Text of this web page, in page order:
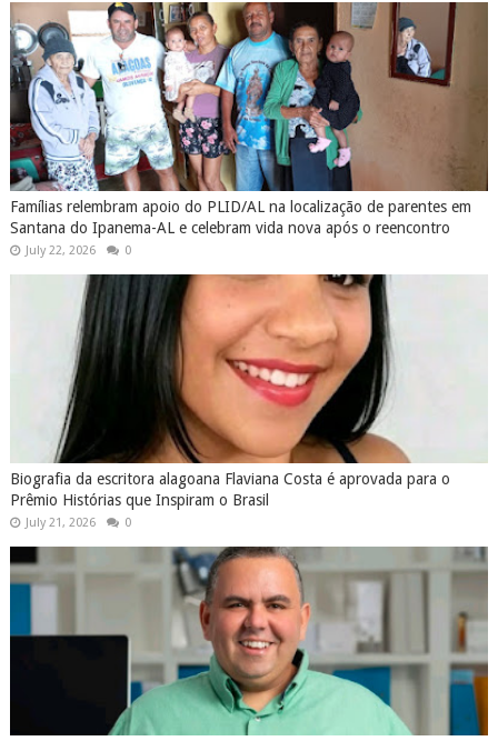
Famílias relembram apoio do PLID/AL na localização de parentes em
Santana do Ipanema-AL e celebram vida nova após o reencontro
July 22, 2026 0
Biografia da escritora alagoana Flaviana Costa é aprovada para o
Prêmio Histórias que Inspiram o Brasil
July 21, 2026 0